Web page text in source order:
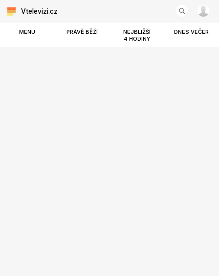
Vtelevizi.cz
MENU PRÁVĚ BĚŽÍ
NEJBLIŽŠÍ
4 HODINY
DNES VEČER